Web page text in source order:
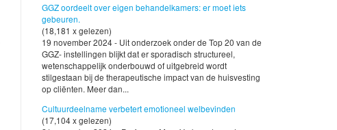
GGZ oordeelt over eigen behandelkamers: er moet iets
gebeuren.
(18,181 x gelezen)
19 november 2024 - Uit onderzoek onder de Top 20 van de
GGZ- instellingen blijkt dat er sporadisch structureel,
wetenschappelijk onderbouwd of uitgebreid wordt
stilgestaan bij de therapeutische impact van de huisvesting
op cliënten. Meer dan...
Cultuurdeelname verbetert emotioneel welbevinden
(17,104 x gelezen)